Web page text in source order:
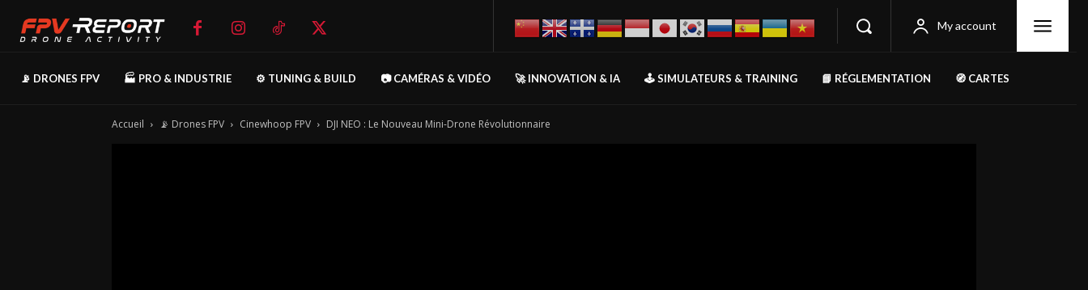
My account
📡 DRONES FPV 🏭 PRO & INDUSTRIE ⚙️ TUNING & BUILD 📷 CAMÉRAS & VIDÉO 🚀 INNOVATION & IA 🕹️ SIMULATEURS & TRAINING 📘 RÉGLEMENTATION 🧭 CARTES
Accueil 📡 Drones FPV Cinewhoop FPV DJI NEO : Le Nouveau Mini-Drone Révolutionnaire